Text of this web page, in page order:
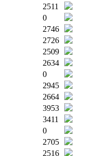
2511
0
2746
2726
2509
2634
0
2945
2664
3953
3411
0
2705
2516